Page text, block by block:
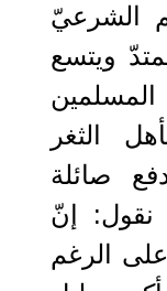
الشرعيّ
ويتسع
الثغر
صائلة
نقول: إنّ
الرغم